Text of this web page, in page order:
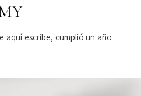
aquí escribe, cumplió un año